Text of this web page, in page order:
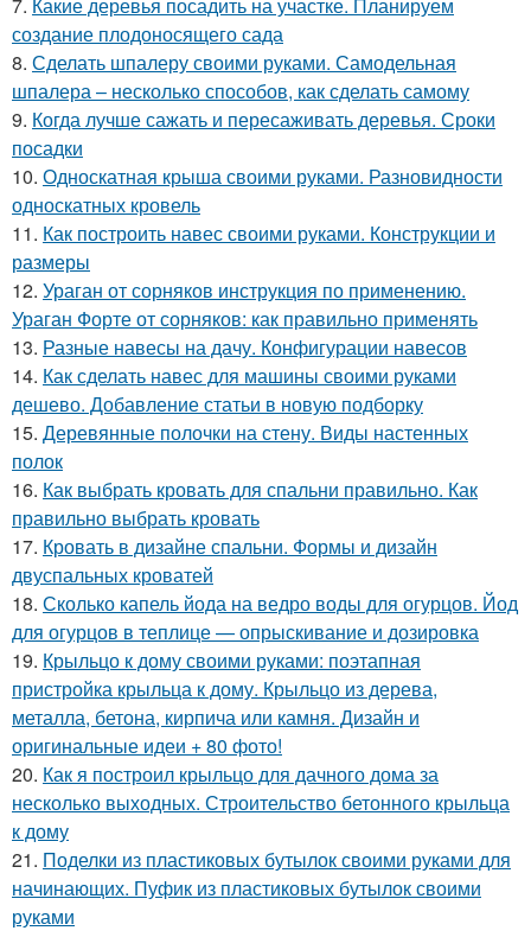
7. Какие деревья посадить на участке. Планируем
создание плодоносящего сада
8. Сделать шпалеру своими руками. Самодельная
шпалера – несколько способов, как сделать самому
9. Когда лучше сажать и пересаживать деревья. Сроки
посадки
10. Односкатная крыша своими руками. Разновидности
односкатных кровель
11. Как построить навес своими руками. Конструкции и
размеры
12. Ураган от сорняков инструкция по применению.
Ураган Форте от сорняков: как правильно применять
13. Разные навесы на дачу. Конфигурации навесов
14. Как сделать навес для машины своими руками
дешево. Добавление статьи в новую подборку
15. Деревянные полочки на стену. Виды настенных
полок
16. Как выбрать кровать для спальни правильно. Как
правильно выбрать кровать
17. Кровать в дизайне спальни. Формы и дизайн
двуспальных кроватей
18. Сколько капель йода на ведро воды для огурцов. Йод
для огурцов в теплице — опрыскивание и дозировка
19. Крыльцо к дому своими руками: поэтапная
пристройка крыльца к дому. Крыльцо из дерева,
металла, бетона, кирпича или камня. Дизайн и
оригинальные идеи + 80 фото!
20. Как я построил крыльцо для дачного дома за
несколько выходных. Строительство бетонного крыльца
к дому
21. Поделки из пластиковых бутылок своими руками для
начинающих. Пуфик из пластиковых бутылок своими
руками